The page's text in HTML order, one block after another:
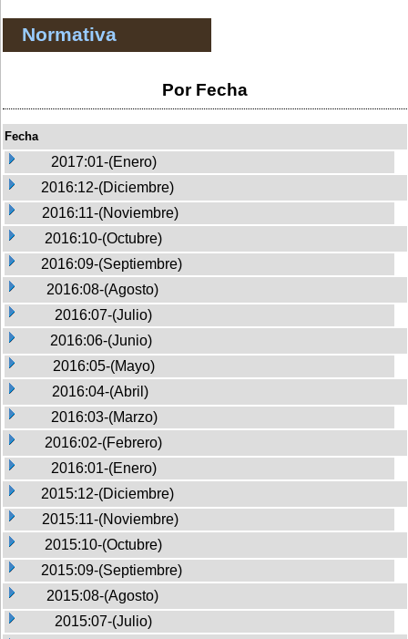
Normativa
Por Fecha
Fecha
2017:01-(Enero)
2016:12-(Diciembre)
2016:11-(Noviembre)
2016:10-(Octubre)
2016:09-(Septiembre)
2016:08-(Agosto)
2016:07-(Julio)
2016:06-(Junio)
2016:05-(Mayo)
2016:04-(Abril)
2016:03-(Marzo)
2016:02-(Febrero)
2016:01-(Enero)
2015:12-(Diciembre)
2015:11-(Noviembre)
2015:10-(Octubre)
2015:09-(Septiembre)
2015:08-(Agosto)
2015:07-(Julio)